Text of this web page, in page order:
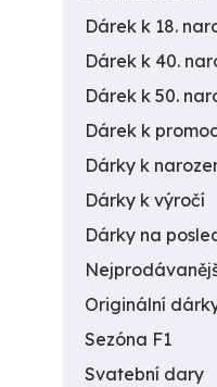
Dárek k 18.
Dárek k 40.
Dárek k 50.
Dárek k
Dárky k
Dárky k výročí
Dárky na
Originální
Sezóna F1
Svatební dary